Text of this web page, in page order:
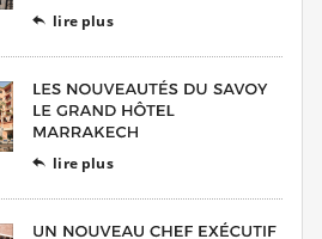
 lire plus
 lire plus